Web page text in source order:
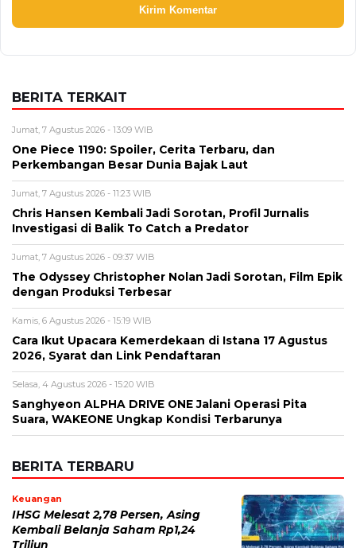
BERITA TERKAIT
Jumat, 7 Agustus 2026 - 13:09 WIB
One Piece 1190: Spoiler, Cerita Terbaru, dan
Perkembangan Besar Dunia Bajak Laut
Jumat, 7 Agustus 2026 - 11:23 WIB
Chris Hansen Kembali Jadi Sorotan, Profil Jurnalis
Investigasi di Balik To Catch a Predator
Jumat, 7 Agustus 2026 - 09:37 WIB
The Odyssey Christopher Nolan Jadi Sorotan, Film Epik
dengan Produksi Terbesar
Kamis, 6 Agustus 2026 - 15:19 WIB
Cara Ikut Upacara Kemerdekaan di Istana 17 Agustus
2026, Syarat dan Link Pendaftaran
Selasa, 4 Agustus 2026 - 15:20 WIB
Sanghyeon ALPHA DRIVE ONE Jalani Operasi Pita
Suara, WAKEONE Ungkap Kondisi Terbarunya
BERITA TERBARU
Keuangan
IHSG Melesat 2,78 Persen, Asing
Kembali Belanja Saham Rp1,24
Triliun